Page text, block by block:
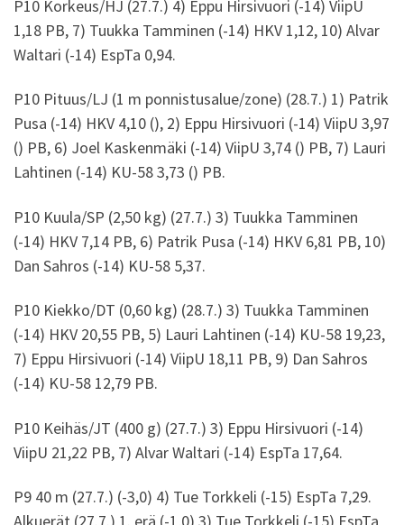
P10 Korkeus/HJ (27.7.) 4) Eppu Hirsivuori (-14) ViipU
1,18 PB, 7) Tuukka Tamminen (-14) HKV 1,12, 10) Alvar
Waltari (-14) EspTa 0,94.
P10 Pituus/LJ (1 m ponnistusalue/zone) (28.7.) 1) Patrik
Pusa (-14) HKV 4,10 (), 2) Eppu Hirsivuori (-14) ViipU 3,97
() PB, 6) Joel Kaskenmäki (-14) ViipU 3,74 () PB, 7) Lauri
Lahtinen (-14) KU-58 3,73 () PB.
P10 Kuula/SP (2,50 kg) (27.7.) 3) Tuukka Tamminen
(-14) HKV 7,14 PB, 6) Patrik Pusa (-14) HKV 6,81 PB, 10)
Dan Sahros (-14) KU-58 5,37.
P10 Kiekko/DT (0,60 kg) (28.7.) 3) Tuukka Tamminen
(-14) HKV 20,55 PB, 5) Lauri Lahtinen (-14) KU-58 19,23,
7) Eppu Hirsivuori (-14) ViipU 18,11 PB, 9) Dan Sahros
(-14) KU-58 12,79 PB.
P10 Keihäs/JT (400 g) (27.7.) 3) Eppu Hirsivuori (-14)
ViipU 21,22 PB, 7) Alvar Waltari (-14) EspTa 17,64.
P9 40 m (27.7.) (-3,0) 4) Tue Torkkeli (-15) EspTa 7,29.